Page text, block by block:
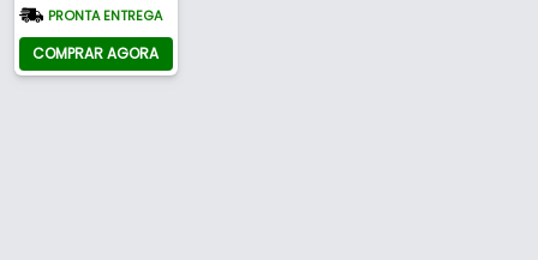
PRONTA ENTREGA
COMPRAR AGORA